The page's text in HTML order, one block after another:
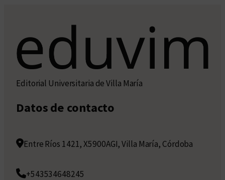
Editorial Universitaria de Villa María
Datos de contacto
Entre Ríos 1421, X5900AGI, Villa María, Córdoba
+543534648245